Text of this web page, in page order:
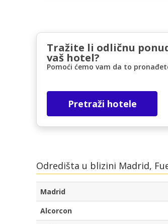
Tražite li odličnu
vaš hotel?
Pomoći ćemo vam da to
Pretraži hotele
Odredišta u blizini Madrid,
Madrid
Alcorcon